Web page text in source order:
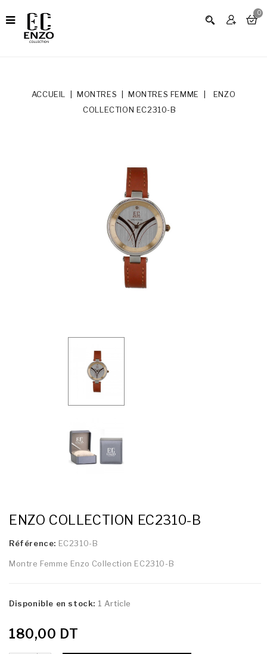
0
ACCUEIL MONTRES MONTRES FEMME
ENZO
COLLECTION EC2310-B
ENZO COLLECTION EC2310-B
Référence: EC2310-B
Montre Femme Enzo Collection EC2310-B
Disponible en stock: 1 Article
180,00 DT